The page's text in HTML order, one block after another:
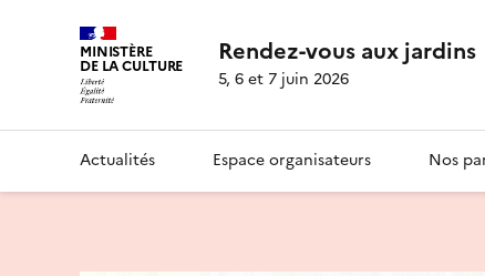
MINISTÈRE
DE LA CULTURE Rendez-vous aux jardins
5, 6 et 7 juin 2026
Actualités Espace organisateurs Nos